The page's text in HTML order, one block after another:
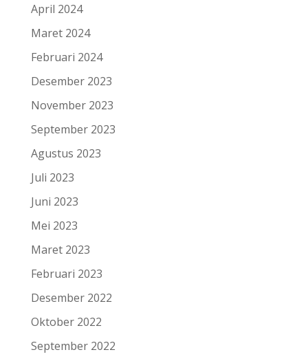
April 2024
Maret 2024
Februari 2024
Desember 2023
November 2023
September 2023
Agustus 2023
Juli 2023
Juni 2023
Mei 2023
Maret 2023
Februari 2023
Desember 2022
Oktober 2022
September 2022